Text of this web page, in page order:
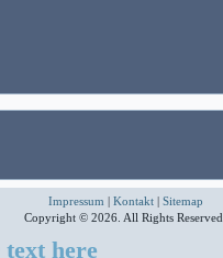
Impressum | Kontakt| Sitemap
Copyright © 2026. All Rights Reserved.
here